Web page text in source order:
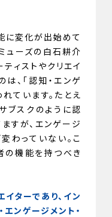
に変化が出始めて
ューズの白石耕介
ィストやクリエイ
、「認知・エンゲ
ています。たとえ
ブスクのように認
すが、エンゲージ
わっていない。こ
の機能を持つべき
ターであり、イン
ンゲージメント・